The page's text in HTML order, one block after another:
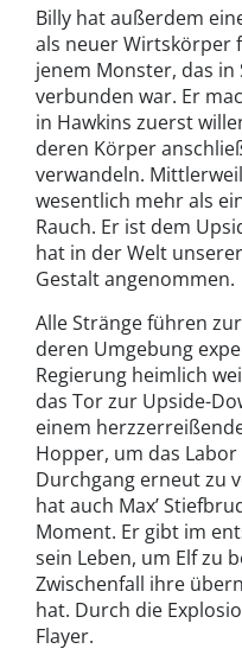
Billy hat außerdem
als neuer Wirtskörper
jenem Monster, das
verbunden war. Er
in Hawkins zuerst
deren Körper
verwandeln.
wesentlich mehr als
Rauch. Er ist dem
hat in der Welt
Gestalt angenommen.
Alle Stränge führen
deren Umgebung
Regierung heimlich
das Tor zur Upside-
einem
Hopper, um das
Durchgang erneut zu
hat auch Max’
Moment. Er gibt im
sein Leben, um Elf zu
Zwischenfall ihre
hat. Durch die
Flayer.